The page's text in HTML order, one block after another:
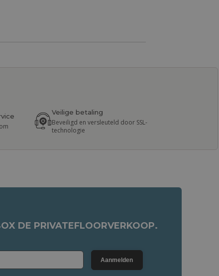
Veilige betaling
Beveiligd en versleuteld door SSL-
technologie
DE PRIVATEFLOORVERKOOP.
Aanmelden